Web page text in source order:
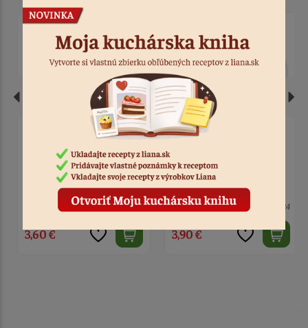
Zápich - sada Spiderman
Kód: 1781
3,60 €
Oblátka - Spiderman 2
3 ks Kód: 3024
3,90 €